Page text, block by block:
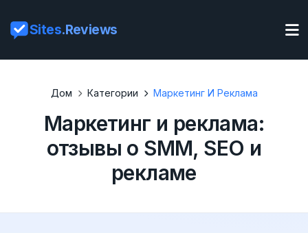
Sites.Reviews
Дом Категории Маркетинг И Реклама
Маркетинг и реклама:
отзывы о SMM, SEO и
рекламе